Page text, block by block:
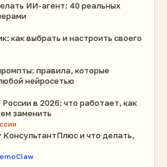
ИИ-агент: 40 реальных
как выбрать и настроить своего
правила, которые
нейросетью
в 2026: что работает, как
заменить
КонсультантПлюс и что делать,